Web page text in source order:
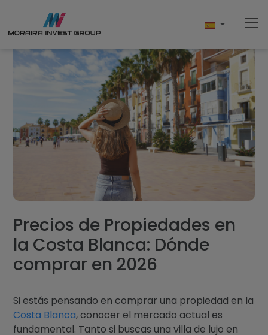
Comprar
Testimonios
Conócenos
Blog
Contacto
Precios de Propiedades en
la Costa Blanca: Dónde
comprar en 2026
Si estás pensando en comprar una propiedad en la
Costa Blanca, conocer el mercado actual es
fundamental. Tanto si buscas una villa de lujo en